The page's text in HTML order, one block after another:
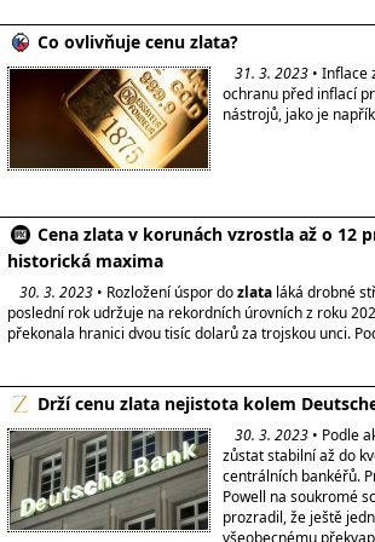
Co ovlivňuje cenu zlata?
31. 3. 2023 • Inflace
ochranu před inflací
nástrojů, jako je
Cena zlata v korunách vzrostla až o 12
historická maxima
30. 3. 2023 • Rozložení úspor dozlata láká drobné
poslední rok udržuje na rekordních úrovních z roku
překonala hranici dvou tisíc dolarů za trojskou unci.
Drží cenu zlata nejistota kolem
30. 3. 2023 • Podle
zůstat stabilní až do
centrálních bankéřů.
Powell na soukromé
prozradil, že ještě